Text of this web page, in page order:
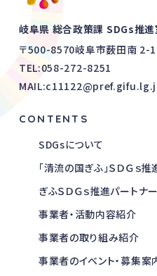
岐阜県 総合政策課 SDGs推進
〒500-8570岐阜市薮田南 2-
TEL:058-272-8251
CONTENTS
SDGsについて
「清流の国ぎふ」ＳＤＧｓ
ぎふＳＤＧｓ推進パートナ
事業者・活動内容紹介
事業者の取り組み紹介
事業者のイベント・募集案